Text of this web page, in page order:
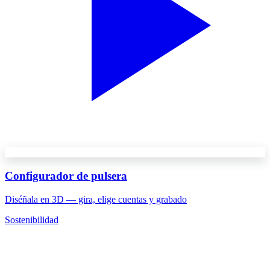
Configurador de pulsera
Diséñala en 3D — gira, elige cuentas y grabado
Sostenibilidad